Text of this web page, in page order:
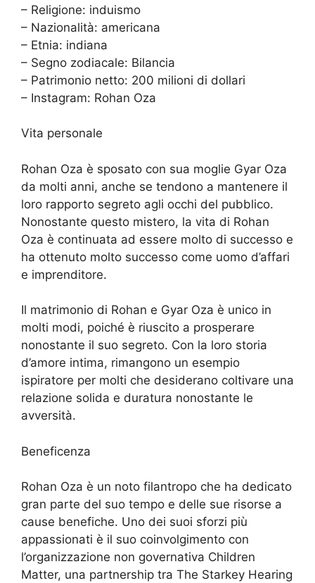
– Religione: induismo
– Nazionalità: americana
– Etnia: indiana
– Segno zodiacale: Bilancia
– Patrimonio netto: 200 milioni di dollari
– Instagram: Rohan Oza
Vita personale
Rohan Oza è sposato con sua moglie Gyar Oza
da molti anni, anche se tendono a mantenere il
loro rapporto segreto agli occhi del pubblico.
Nonostante questo mistero, la vita di Rohan
Oza è continuata ad essere molto di successo e
ha ottenuto molto successo come uomo d’affari
e imprenditore.
Il matrimonio di Rohan e Gyar Oza è unico in
molti modi, poiché è riuscito a prosperare
nonostante il suo segreto. Con la loro storia
d’amore intima, rimangono un esempio
ispiratore per molti che desiderano coltivare una
relazione solida e duratura nonostante le
avversità.
Beneficenza
Rohan Oza è un noto filantropo che ha dedicato
gran parte del suo tempo e delle sue risorse a
cause benefiche. Uno dei suoi sforzi più
appassionati è il suo coinvolgimento con
l’organizzazione non governativa Children
Matter, una partnership tra The Starkey Hearing